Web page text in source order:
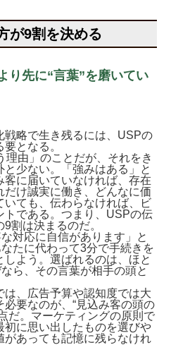
が9割を決める
り先に“言葉”を磨いてい
戦略で生き残るには、USPの
となる。
理由」のことだが、それをき
少ない。「強みはある」と
に届いていなければ、存在
だけ誠実に働き、どんなに価
ても、伝わらなければ、ビ
トである。つまり、USPの伝
割は決まるのだ。
対応に自信があります」と
たに代わって3分で手続きを
よう。選ばれるのは、ほと
ら、その言葉が相手の頭と
は、広告予算や認知度では大
要なのが、“見込み客の頭の
だ。マーケティングの原則で
初に思い出したものを選びや
あっても記憶に残らなけれ